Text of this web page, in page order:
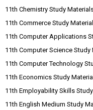
11th Chemistry Study
11th Commerce Study
11th Computer Applications
11th Computer Science Study
11th Computer Technology
11th Economics Study
11th Employability Skills
11th English Medium Study